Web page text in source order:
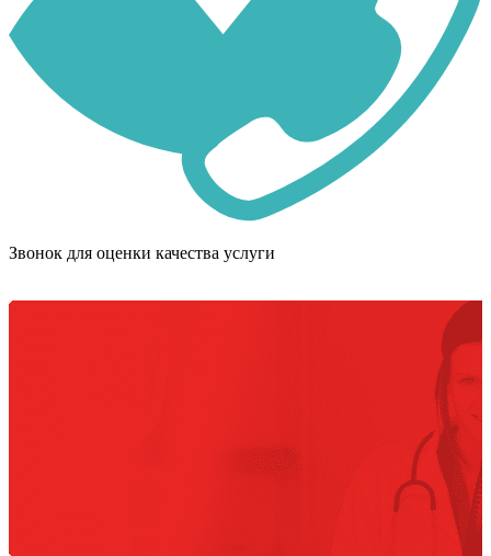
Звонок для оценки качества услуги